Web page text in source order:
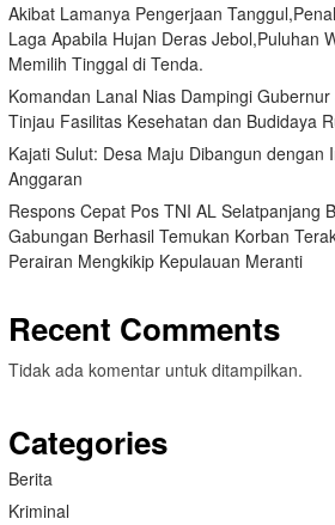
Akibat Lamanya Pengerjaan
Laga Apabila Hujan Deras Jebol,Puluhan
Memilih Tinggal di Tenda.
Komandan Lanal Nias Dampingi
Tinjau Fasilitas Kesehatan dan Budidaya
Kajati Sulut: Desa Maju Dibangun dengan
Anggaran
Respons Cepat Pos TNI AL Selatpanjang
Gabungan Berhasil Temukan Korban
Perairan Mengkikip Kepulauan Meranti
Recent Comments
Tidak ada komentar untuk ditampilkan.
Categories
Berita
Kriminal